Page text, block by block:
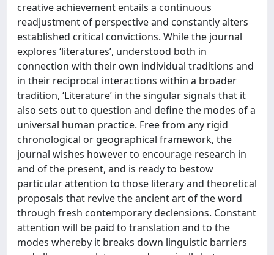
creative achievement entails a continuous
readjustment of perspective and constantly alters
established critical convictions. While the journal
explores ‘literatures’, understood both in
connection with their own individual traditions and
in their reciprocal interactions within a broader
tradition, ‘Literature’ in the singular signals that it
also sets out to question and define the modes of a
universal human practice. Free from any rigid
chronological or geographical framework, the
journal wishes however to encourage research in
and of the present, and is ready to bestow
particular attention to those literary and theoretical
proposals that revive the ancient art of the word
through fresh contemporary declensions. Constant
attention will be paid to translation and to the
modes whereby it breaks down linguistic barriers